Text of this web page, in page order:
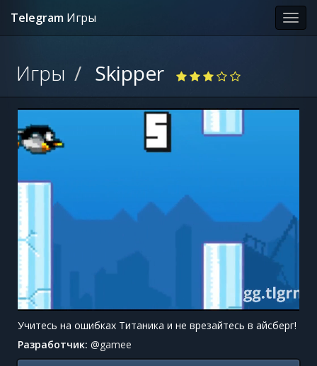
Telegram Игры
Игры Skipper
Учитесь на ошибках Титаника и не врезайтесь в айсберг!
Разработчик: @gamee